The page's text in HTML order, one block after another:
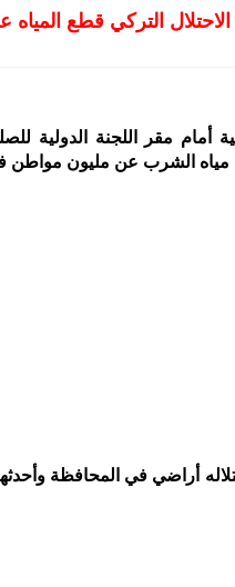
التركي قطع المياه
مقر اللجنة الدولية
مياه الشرب عن مليون مواطن
أراضي في المحافظة